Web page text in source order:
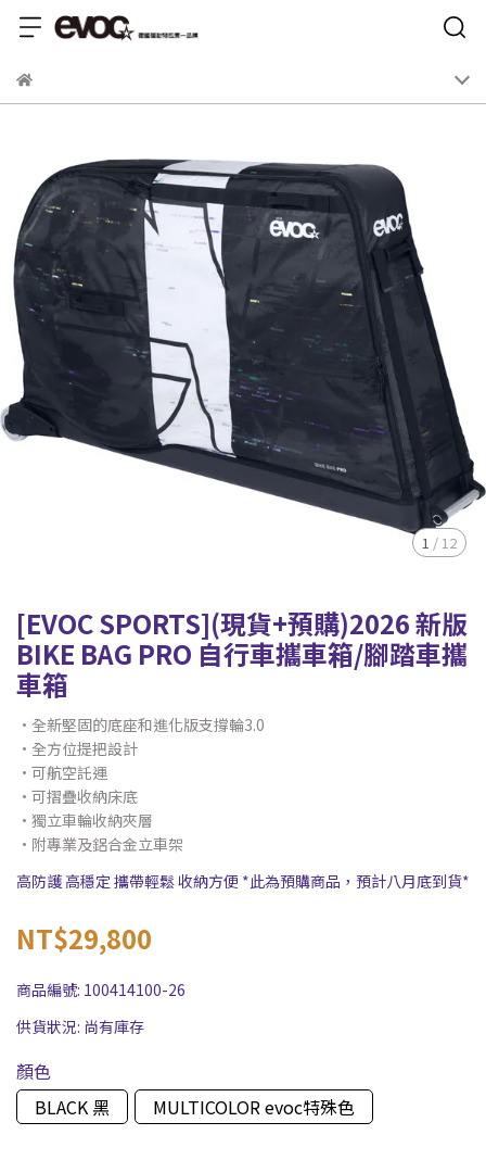
1 / 12
[EVOC SPORTS](現貨+預購)2026 新版
BIKE BAG PRO 自行車攜車箱/腳踏車攜
車箱
•全新堅固的底座和進化版支撐輪3.0
•全方位提把設計
•可航空託運
•可摺疊收納床底
•獨立車輪收納夾層
•附專業及鋁合金立車架
高防護 高穩定 攜帶輕鬆 收納方便 *此為預購商品，預計八月底到貨*
NT$29,800
商品編號: 100414100-26
供貨狀況: 尚有庫存
顏色
BLACK 黑
MULTICOLOR evoc特殊色